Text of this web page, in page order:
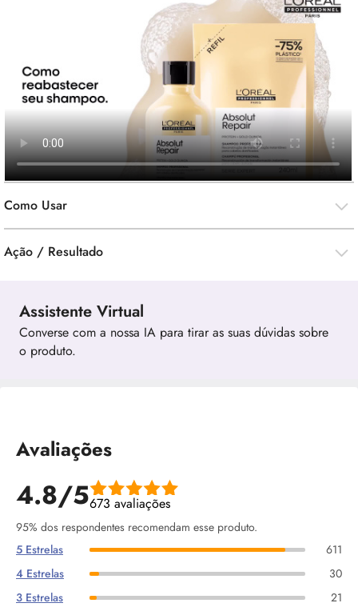
Como Usar
Ação / Resultado
Assistente Virtual
Converse com a nossa IA para tirar as suas dúvidas sobre
o produto.
Avaliações
4.8/5673 avaliações
95% dos respondentes recomendam esse produto.
5 Estrelas
611
4 Estrelas
30
3 Estrelas
21